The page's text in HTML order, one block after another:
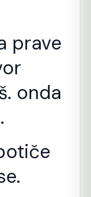
prave
onda